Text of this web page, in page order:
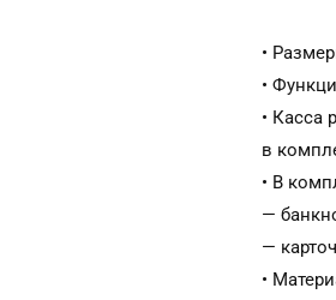
•
•
• Касса
в
• В
—
—
•